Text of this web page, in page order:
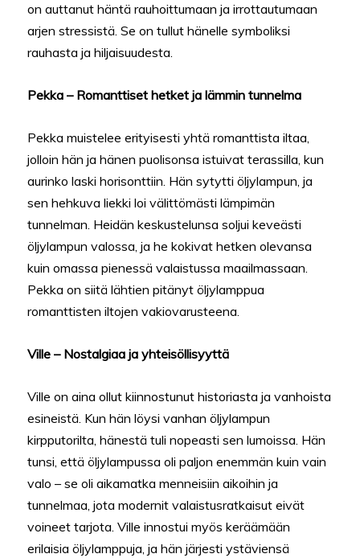
on auttanut häntä rauhoittumaan ja irrottautumaan
arjen stressistä. Se on tullut hänelle symboliksi
rauhasta ja hiljaisuudesta.
Pekka – Romanttiset hetket ja lämmin tunnelma
Pekka muistelee erityisesti yhtä romanttista iltaa,
jolloin hän ja hänen puolisonsa istuivat terassilla, kun
aurinko laski horisonttiin. Hän sytytti öljylampun, ja
sen hehkuva liekki loi välittömästi lämpimän
tunnelman. Heidän keskustelunsa soljui keveästi
öljylampun valossa, ja he kokivat hetken olevansa
kuin omassa pienessä valaistussa maailmassaan.
Pekka on siitä lähtien pitänyt öljylamppua
romanttisten iltojen vakiovarusteena.
Ville – Nostalgiaa ja yhteisöllisyyttä
Ville on aina ollut kiinnostunut historiasta ja vanhoista
esineistä. Kun hän löysi vanhan öljylampun
kirpputorilta, hänestä tuli nopeasti sen lumoissa. Hän
tunsi, että öljylampussa oli paljon enemmän kuin vain
valo – se oli aikamatka menneisiin aikoihin ja
tunnelmaa, jota modernit valaistusratkaisut eivät
voineet tarjota. Ville innostui myös keräämään
erilaisia öljylamppuja, ja hän järjesti ystäviensä